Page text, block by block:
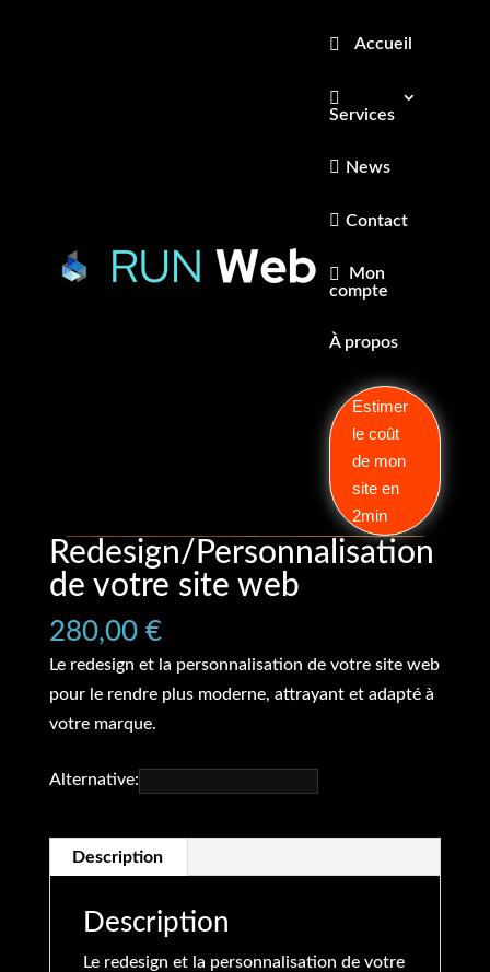
Accueil
Services
News
Contact
Mon
compte
À propos
Estimer
le coût
de mon
site en
2min
🔍
Redesign/Personnalisation
de votre site web
280,00 €
Le redesign et la personnalisation de votre site web
pour le rendre plus moderne, attrayant et adapté à
votre marque.
Alternative:
Description
Description
Le redesign et la personnalisation de votre